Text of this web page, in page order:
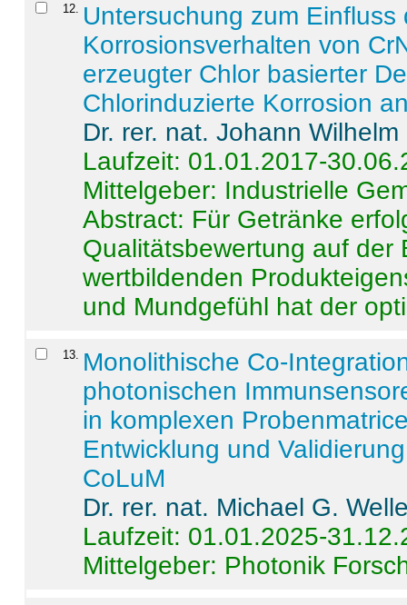
12
Untersuchung zum
Korrosionsverhalten von
erzeugter Chlor basierter
Chlorinduzierte Korrosion
Dr. rer. nat. Johann
Laufzeit: 01.01.2017-
Mittelgeber: Industrielle
Abstract: Für Getränke
Qualitätsbewertung auf der
wertbildenden
und Mundgefühl hat der
13
Monolithische Co-
photonischen
in komplexen
Entwicklung und
CoLuM
Dr. rer. nat. Michael G.
Laufzeit: 01.01.2025-
Mittelgeber: Photonik